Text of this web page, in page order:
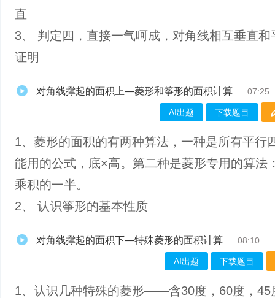
直
3、 判定四，直接一气呵成，对角线相互垂直和
证明
对角线撑起的面积上—菱形和筝形的面积计算 07:25
AI出题 下载题目
1、菱形的面积的有两种算法，一种是所有平行
能用的公式，底×高。第二种是菱形专用的算法
乘积的一半。
2、 认识筝形的基本性质
对角线撑起的面积下—特殊菱形的面积计算 08:10
AI出题 下载题目
1、认识几种特殊的菱形——含30度，60度，45